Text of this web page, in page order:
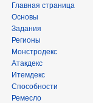
Главная страница
Основы
Задания
Регионы
Монстродекс
Атакдекс
Итемдекс
Способности
Ремесло